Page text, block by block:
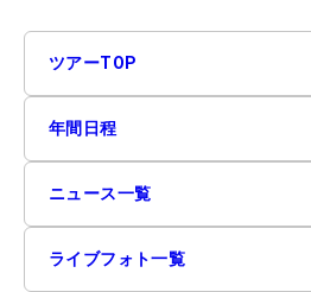
ツアーTOP
年間日程
ニュース一覧
ライブフォト一覧